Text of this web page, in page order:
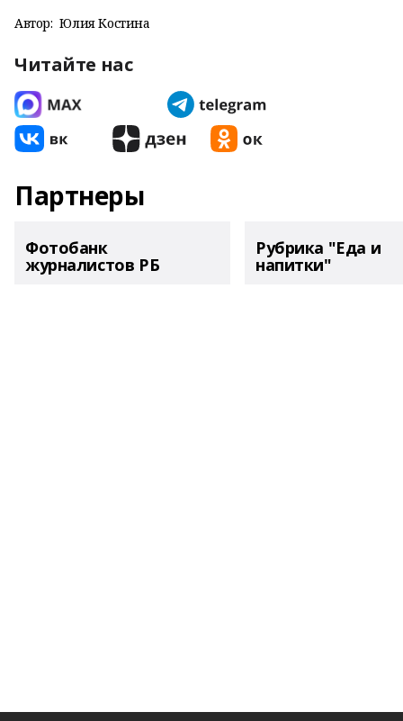
Автор: Юлия Костина
Читайте нас
Партнеры
Фотобанк
журналистов РБ
Рубрика "Еда и
напитки"